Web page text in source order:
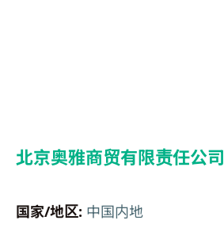
北京奥雅商贸有限责任公司
国家/地区: 中国内地